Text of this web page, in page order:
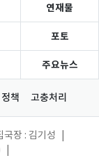
연재물
포토
주요뉴스
책 고충처리
국장 : 김기성